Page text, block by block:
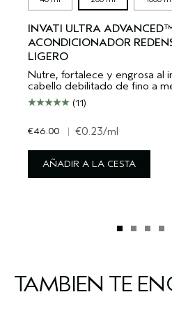
INVATI ULTRA
ACONDICIONADOR
LIGERO
Nutre, fortalece y engrosa al
cabello debilitado de fino a
(11)
€46.00 | €0.23/ml
AÑADIR A LA CESTA
TAMBIÉN TE